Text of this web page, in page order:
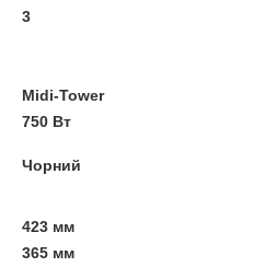
3
Midi-Tower
750 Вт
Чорний
423 мм
365 мм